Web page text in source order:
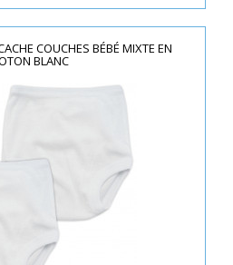
COUCHES BÉBÉ MIXTE EN
BLANC